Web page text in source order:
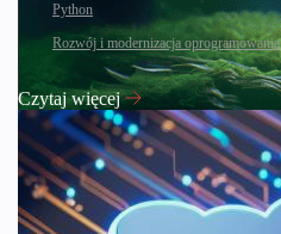
Python
Rozwój i modernizacja oprogramowania
Czytaj więcej